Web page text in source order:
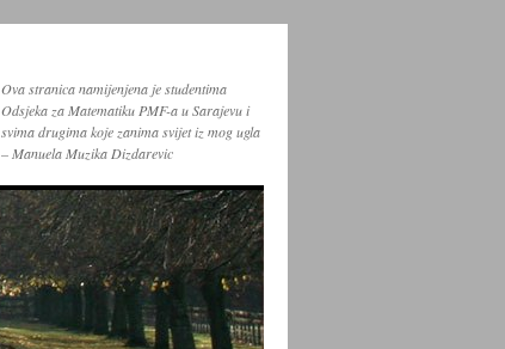
Ova stranica namijenjena je studentima
Odsjeka za Matematiku PMF-a u Sarajevu i
svima drugima koje zanima svijet iz mog ugla
– Manuela Muzika Dizdarevic